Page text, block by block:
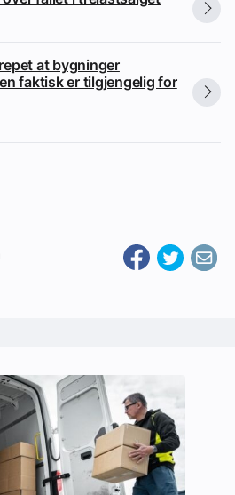
at bygninger
faktisk er tilgjengelig for